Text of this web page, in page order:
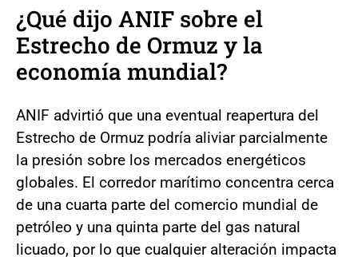
¿Qué dijo ANIF sobre el
Estrecho de Ormuz y la
economía mundial?
ANIF advirtió que una eventual reapertura del
Estrecho de Ormuz podría aliviar parcialmente
la presión sobre los mercados energéticos
globales. El corredor marítimo concentra cerca
de una cuarta parte del comercio mundial de
petróleo y una quinta parte del gas natural
licuado, por lo que cualquier alteración impacta